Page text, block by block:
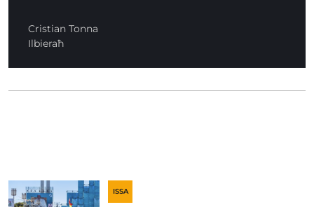
Cristian Tonna
Ilbieraħ
ISSA